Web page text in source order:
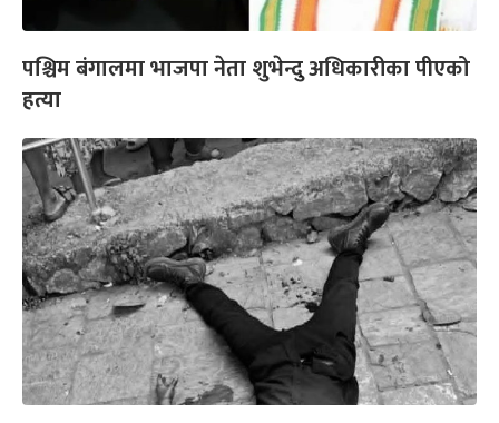
पश्चिम बंगालमा भाजपा नेता शुभेन्दु अधिकारीका पीएको
हत्या